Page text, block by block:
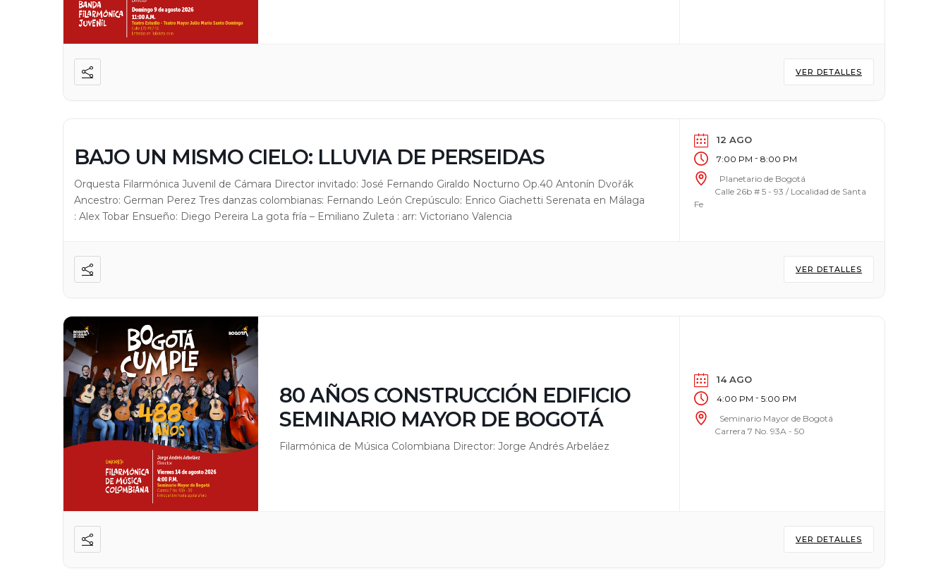
VER DETALLES
BAJO UN MISMO CIELO: LLUVIA DE PERSEIDAS
Orquesta Filarmónica Juvenil de Cámara Director invitado: José Fernando Giraldo Nocturno Op.40 Antonín Dvořák
Ancestro: German Perez Tres danzas colombianas: Fernando León Crepúsculo: Enrico Giachetti Serenata en Málaga
: Alex Tobar Ensueño: Diego Pereira La gota fría – Emiliano Zuleta : arr: Victoriano Valencia
12 AGO
7:00 PM - 8:00 PM
Planetario de Bogotá
Calle 26b # 5 - 93 / Localidad de Santa
Fe
VER DETALLES
80 AÑOS CONSTRUCCIÓN EDIFICIO
SEMINARIO MAYOR DE BOGOTÁ
Filarmónica de Música Colombiana Director: Jorge Andrés Arbeláez
14 AGO
4:00 PM - 5:00 PM
Seminario Mayor de Bogotá
Carrera 7 No. 93A - 50
VER DETALLES